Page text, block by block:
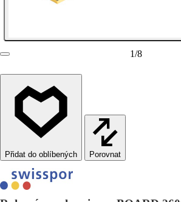
1/8
Porovnat